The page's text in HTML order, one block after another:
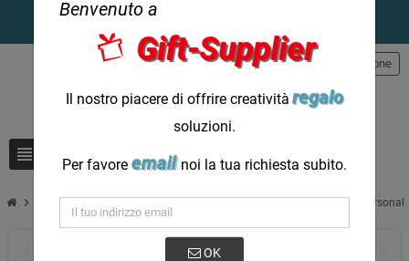
view_headline
person Registrazione
chevron_right Caricabatterie wireless per auto personalizzato da 15 W: potenza
Benvenuto a
Gift-Supplier
Il nostro piacere di offrire creativitàregalo
soluzioni.
Per favore emailnoi la tua richiesta subito.
OK